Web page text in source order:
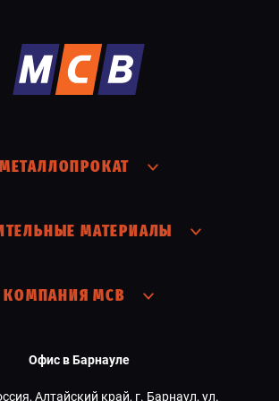
МЕТАЛЛОПРОКАТ
МАТЕРИАЛЫ
КОМПАНИЯ МСВ
Офис в Барнауле
Алтайский край, г. Барнаул, ул.